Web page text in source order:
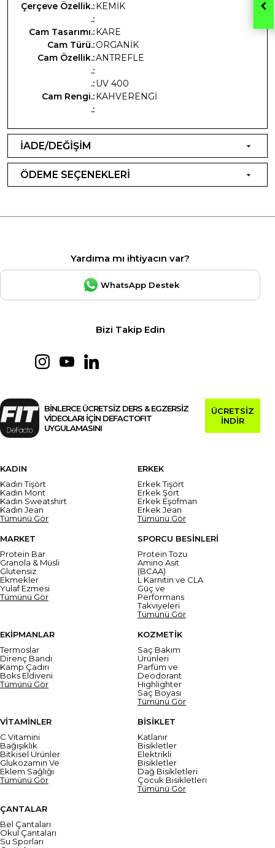
Çerçeve Özellik.:KEMİK
.:
Cam Tasarımı.:KARE
Cam Türü.:ORGANİK
Cam Özellik.:ANTREFLE
.:
.:UV 400
Cam Rengi.:KAHVERENGİ
.:
İADE/DEĞİŞİM
ÖDEME SEÇENEKLERİ
Yardıma mı ihtiyacın var?
WhatsApp Destek
Bizi Takip Edin
BİNLERCE ÜCRETSİZ DERS & EGZERSİZ
VİDEOLARI İÇİN DEFACTOFIT
UYGULAMASINI
ÜCRETSİZ
İNDİR
KADIN
Kadın Tişört
Kadın Mont
Kadın Sweatshirt
Kadın Jean
Tümünü Gör
ERKEK
Erkek Tişört
Erkek Şort
Erkek Eşofman
Erkek Jean
Tümünü Gör
MARKET
Protein Bar
Granola & Müsli
Glutensiz
Ekmekler
Yulaf Ezmesi
Tümünü Gör
SPORCU BESİNLERİ
Protein Tozu
Amino Asit
(BCAA)
L Karnitin ve CLA
Güç ve
Performans
Takviyeleri
Tümünü Gör
EKİPMANLAR
Termoslar
Direnç Bandı
Kamp Çadırı
Boks Eldiveni
Tümünü Gör
KOZMETİK
Saç Bakım
Ürünleri
Parfüm ve
Deodorant
Highlighter
Saç Boyası
Tümünü Gör
VİTAMİNLER
C Vitamini
Bağışıklık
Bitkisel Ürünler
Glukozamin Ve
Eklem Sağlığı
Tümünü Gör
BİSİKLET
Katlanır
Bisikletler
Elektrikli
Bisikletler
Dağ Bisikletleri
Çocuk Bisikletleri
Tümünü Gör
ÇANTALAR
Bel Çantaları
Okul Çantaları
Su Sporları